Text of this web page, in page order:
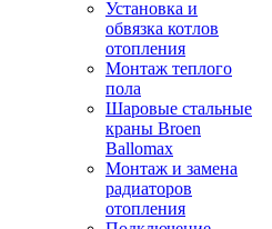
Установка и
обвязка котлов
отопления
Монтаж теплого
пола
Шаровые стальные
краны Broen
Ballomax
Монтаж и замена
радиаторов
отопления